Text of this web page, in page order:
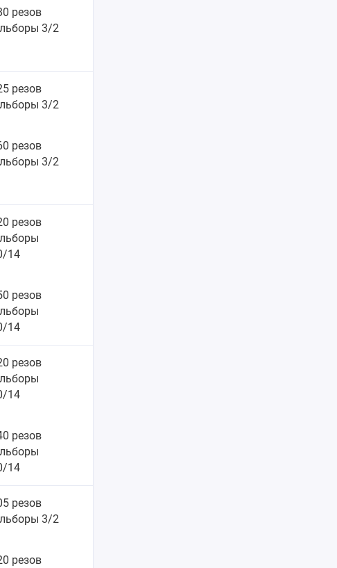
резов
3/2
резов
3/2
резов
3/2
резов
14
резов
14
резов
14
резов
14
резов
3/2
резов